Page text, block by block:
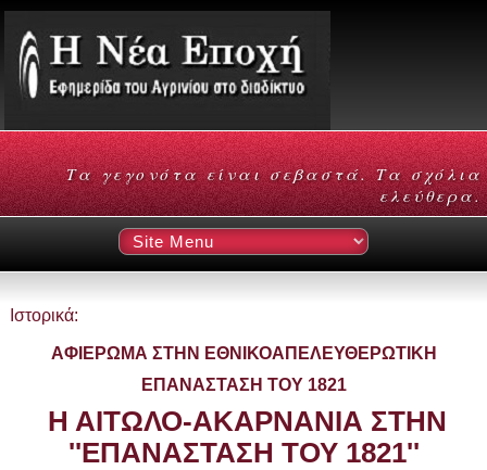
Τα γεγονότα είναι σεβαστά. Τα σχόλια
ελεύθερα.
Ιστορικά:
ΑΦΙΕΡΩΜΑ ΣΤΗΝ ΕΘΝΙΚΟΑΠΕΛΕΥΘΕΡΩΤΙΚΗ
ΕΠΑΝΑΣΤΑΣΗ ΤΟΥ 1821
Η ΑΙΤΩΛΟ-ΑΚΑΡΝΑΝΙΑ ΣΤΗΝ
''ΕΠΑΝΑΣΤΑΣΗ ΤΟΥ 1821''